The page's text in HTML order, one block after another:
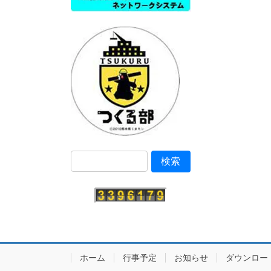
ホーム 行事予定 お知らせ ダウンロー